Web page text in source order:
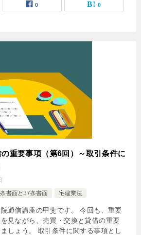
0 0
重要事項（第6回）～取引条件に
書面と37条書面 宅建業法
通信講座の甲斐です。 今回も、重要
見ながら、売買・交換と貸借の重要
しょう。 取引条件に関する事項とし